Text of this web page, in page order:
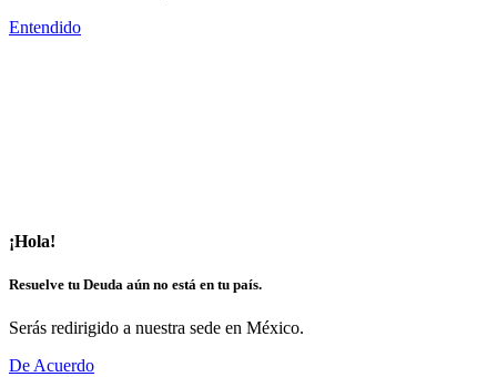
Entendido
¡Hola!
Resuelve tu Deuda aún no está en tu país.
Serás redirigido a nuestra sede en México.
De Acuerdo